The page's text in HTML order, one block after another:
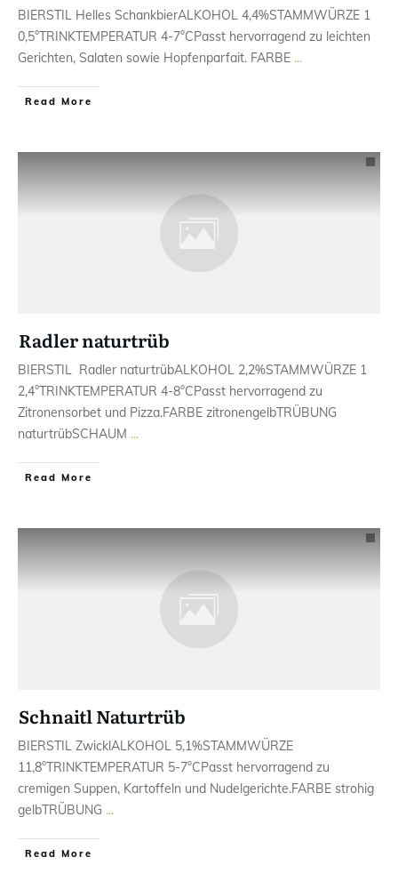
BIERSTIL ​Helles SchankbierALKOHOL ​4,4%STAMMWÜRZE 1​
0,5°TRINKTEMPERATUR ​4-7°CPasst hervorragend zu ​leichten
Gerichten, Salaten sowie Hopfenparfait. FARBE ...
Read More
Radler naturtrüb
BIERSTIL ​ Radler naturtrübALKOHOL ​2,2%STAMMWÜRZE 1​
2,4°TRINKTEMPERATUR ​4-8°CPasst hervorragend zu​
Zitronensorbet und Pizza.FARBE ​zitronengelbTRÜBUNG ​
naturtrübSCHAUM ...
Read More
Schnaitl Naturtrüb
BIERSTIL ​ZwicklALKOHOL ​5,1%STAMMWÜRZE ​
11,8°TRINKTEMPERATUR ​5-7°CPasst hervorragend zu ​
cremigen Suppen, Kartoffeln und Nudelgerichte.FARBE ​strohig
gelbTRÜBUNG ...
Read More